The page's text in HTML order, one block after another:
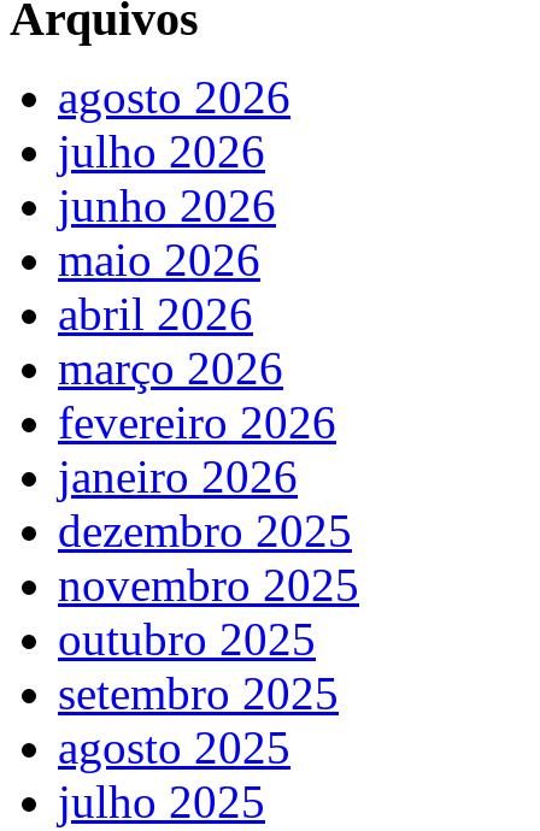
Arquivos
agosto 2026
julho 2026
junho 2026
maio 2026
abril 2026
março 2026
fevereiro 2026
janeiro 2026
dezembro 2025
novembro 2025
outubro 2025
setembro 2025
agosto 2025
julho 2025